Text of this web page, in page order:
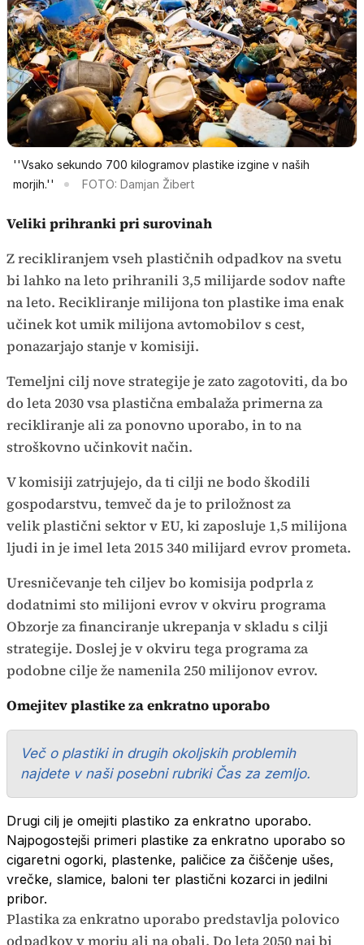
''Vsako sekundo 700 kilogramov plastike izgine v naših
morjih.''
FOTO: Damjan Žibert
Veliki prihranki pri surovinah
Z recikliranjem vseh plastičnih odpadkov na svetu
bi lahko na leto prihranili 3,5 milijarde sodov nafte
na leto. Recikliranje milijona ton plastike ima enak
učinek kot umik milijona avtomobilov s cest,
ponazarjajo stanje v komisiji.
Temeljni cilj nove strategije je zato zagotoviti, da bo
do leta 2030 vsa plastična embalaža primerna za
recikliranje ali za ponovno uporabo, in to na
stroškovno učinkovit način.
V komisiji zatrjujejo, da ti cilji ne bodo škodili
gospodarstvu, temveč da je to priložnost za
velik plastični sektor v EU, ki zaposluje 1,5 milijona
ljudi in je imel leta 2015 340 milijard evrov prometa.
Uresničevanje teh ciljev bo komisija podprla z
dodatnimi sto milijoni evrov v okviru programa
Obzorje za financiranje ukrepanja v skladu s cilji
strategije. Doslej je v okviru tega programa za
podobne cilje že namenila 250 milijonov evrov.
Omejitev plastike za enkratno uporabo
Več o plastiki in drugih okoljskih problemih
najdete v naši posebni rubriki Čas za zemljo.
Drugi cilj je omejiti plastiko za enkratno uporabo.
Najpogostejši primeri plastike za enkratno uporabo so
cigaretni ogorki, plastenke, paličice za čiščenje ušes,
vrečke, slamice, baloni ter plastični kozarci in jedilni
pribor.
Plastika za enkratno uporabo predstavlja polovico
odpadkov v morju ali na obali. Do leta 2050 naj bi